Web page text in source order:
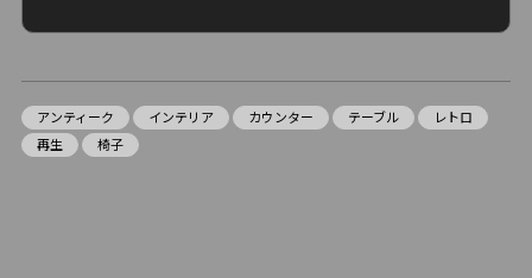
アンティーク インテリア カウンター テーブル
レトロ
再生
椅子